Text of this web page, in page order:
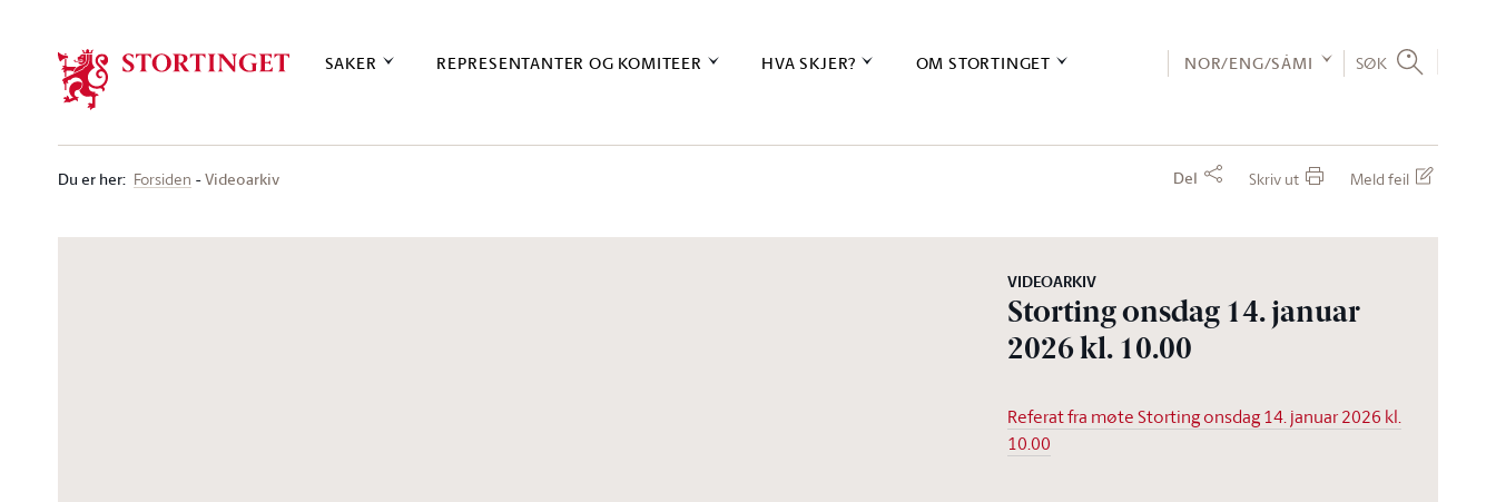
SAKER REPRESENTANTER OG KOMITEER HVA SKJER? OM STORTINGET NOR/ENG/SÁMI SØK
Du er her: Forsiden Videoarkiv Del Skriv ut Meld feil
VIDEOARKIV
Storting onsdag 14. januar
2026 kl. 10.00
Referat fra møte Storting onsdag 14. januar 2026 kl.
10.00